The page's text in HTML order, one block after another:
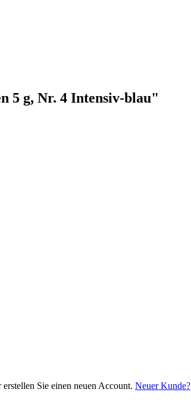
5 g, Nr. 4 Intensiv-blau"
Sie einen neuen Account. Neuer Kunde?